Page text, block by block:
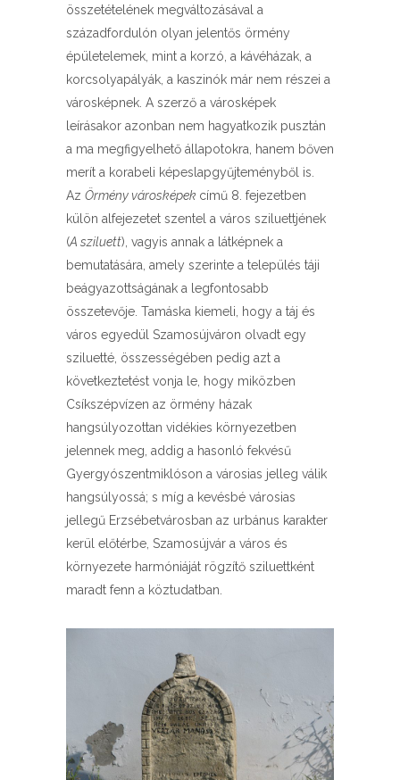
összetételének megváltozásával a
századfordulón olyan jelentős örmény
épületelemek, mint a korzó, a kávéházak, a
korcsolyapályák, a kaszinók már nem részei a
városképnek. A szerző a városképek
leírásakor azonban nem hagyatkozik pusztán
a ma megfigyelhető állapotokra, hanem bőven
merít a korabeli képeslapgyűjteményből is.
Az Örmény városképek című 8. fejezetben
külön alfejezetet szentel a város sziluettjének
(A sziluett), vagyis annak a látképnek a
bemutatására, amely szerinte a település táji
beágyazottságának a legfontosabb
összetevője. Tamáska kiemeli, hogy a táj és
város egyedül Szamosújváron olvadt egy
sziluetté, összességében pedig azt a
következtetést vonja le, hogy miközben
Csíkszépvízen az örmény házak
hangsúlyozottan vidékies környezetben
jelennek meg, addig a hasonló fekvésű
Gyergyószentmiklóson a városias jelleg válik
hangsúlyossá; s míg a kevésbé városias
jellegű Erzsébetvárosban az urbánus karakter
kerül előtérbe, Szamosújvár a város és
környezete harmóniáját rögzítő sziluettként
maradt fenn a köztudatban.